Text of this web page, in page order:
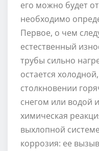
его можно будет
необходимо
Первое, о чем
естественный
трубы сильно
остается
столкновении
снегом или водой
химическая
выхлопной
коррозия: ее